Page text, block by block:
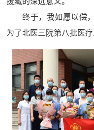
终于，我如愿以偿
为了北医三院第八批医疗